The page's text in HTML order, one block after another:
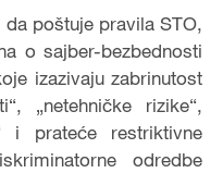
poštuje pravila STO,
o sajber-bezbednosti
izazivaju zabrinutost
„netehničke rizike“,
i prateće restriktivne
odredbe